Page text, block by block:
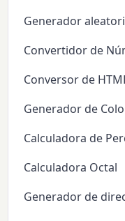
Generador
Convertidor de
Conversor de
Generador de
Calculadora de
Calculadora Octal
Generador de